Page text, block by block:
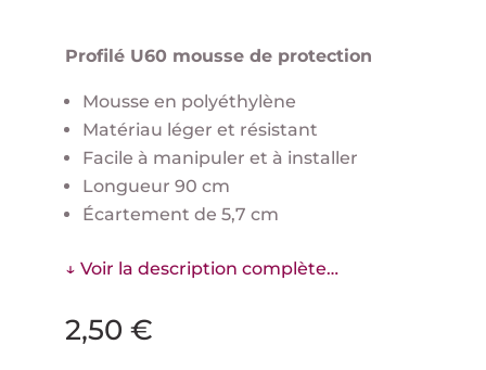
Profilé U60 mousse de protection
Mousse en polyéthylène
Matériau léger et résistant
Facile à manipuler et à installer
Longueur 90 cm
Écartement de 5,7 cm
↓ Voir la description complète…
2,50 €